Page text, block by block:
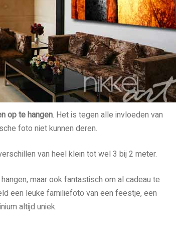
op te hangen. Het is tegen alle invloeden van
foto niet kunnen deren.
van heel klein tot wel 3 bij 2 meter.
maar ook fantastisch om al cadeau te
een leuke familiefoto van een feestje, een
altijd uniek.